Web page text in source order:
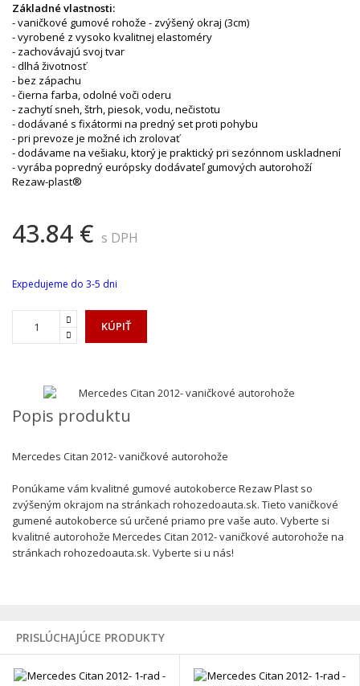
Základné vlastnosti:
- vaničkové gumové rohože - zvýšený okraj (3cm)
- vyrobené z vysoko kvalitnej elastoméry
- zachovávajú svoj tvar
- dlhá životnosť
- bez zápachu
- čierna farba, odolné voči oderu
- zachytí sneh, štrh, piesok, vodu, nečistotu
- dodávané s fixátormi na predný set proti pohybu
- pri prevoze je možné ich zrolovať
- dodávame na vešiaku, ktorý je praktický pri sezónnom uskladnení
- vyrába popredný európsky dodávateľ gumových autorohoží
Rezaw-plast®
43.84 € s DPH
Expedujeme do 3-5 dni
KÚPIŤ
Popis produktu
Mercedes Citan 2012- vaničkové autorohože
Ponúkame vám kvalitné gumové autokoberce Rezaw Plast so
zvýšeným okrajom na stránkach rohozedoauta.sk. Tieto vaničkové
gumené autokoberce sú určené priamo pre vaše auto. Vyberte si
kvalitné autorohože Mercedes Citan 2012- vaničkové autorohože na
stránkach rohozedoauta.sk. Vyberte si u nás!
PRISLÚCHAJÚCE PRODUKTY